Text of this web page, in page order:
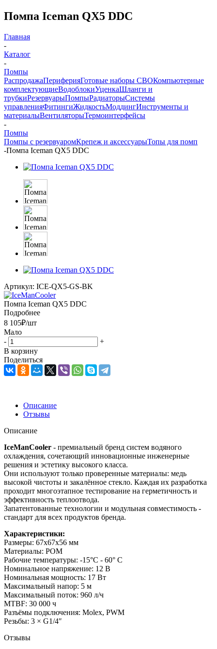
Помпа Iceman QX5 DDC
Главная
-
Каталог
-
Помпы
РаспродажаПериферияГотовые наборы СВОКомпьютерные
комплектующиеВодоблокиУценкаШланги и
трубкиРезервуарыПомпыРадиаторыСистемы
управленияФитингиЖидкостьМоддингИнструменты и
материалыВентиляторыТермоинтерфейсы
-
Помпы
Помпы с резервуаромКрепеж и аксессуарыТопы для помп
-Помпа Iceman QX5 DDC
Артикул: ICE-QX5-GS-BK
Помпа Iceman QX5 DDC
Подробнее
8 105₽/шт
Мало
-
+
В корзину
Поделиться
Описание
Отзывы
Описание
IceManCooler - премиальный бренд систем водяного
охлаждения, сочетающий инновационные инженерные
решения и эстетику высокого класса.
Они используют только проверенные материалы: медь
высокой чистоты и закалённое стекло. Каждая их разработка
проходит многоэтапное тестирование на герметичность и
эффективность теплоотвода.
Запатентованные технологии и модульная совместимость -
стандарт для всех продуктов бренда.
Характеристики:
Размеры: 67х67х56 мм
Материалы: POM
Рабочие температуры: -15°С - 60° С
Номинальное напряжение: 12 В
Номинальная мощность: 17 Вт
Максимальный напор: 5 м
Максимальный поток: 960 л/ч
MTBF: 30 000 ч
Разъёмы подключения: Molex, PWM
Резьбы: 3 × G1/4″
Отзывы